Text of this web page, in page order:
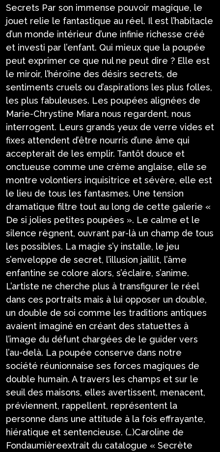
Secrets Par son immense pouvoir magique, le
jouet relie le fantastique au réel. Il est l’habitacle
d’un monde intérieur d’une infinie richesse créé
et investi par l’enfant. Qui mieux que la poupée
peut exprimer ce que nul ne peut dire ? Elle est
le miroir, l’héroïne des désirs secrets, de
sentiments cruels ou d’aspirations les plus folles,
les plus fabuleuses. Les poupées alignées de
Marie-Chrystine Miara nous regardent, nous
interrogent. Leurs grands yeux de verre vides et
fixes attendent d’être nourris d’une âme qui
accepterait de les emplir. Tantôt douce et
onctueuse comme une crème anglaise, elle se
montre volontiers inquisitrice et sévère, elle est
le lieu de tous les fantasmes. Une tension
dramatique filtre tout au long de cette galerie «
De si jolies petites poupées ». Le calme et le
silence règnent, ouvrant par-là un champ de tous
les possibles. La magie s’y installe, le jeu
s’enveloppe de secret, l’illusion jaillit, l’âme
enfantine se colore alors, s’éclaire, s’anime.
L’artiste ne cherche plus à transfigurer le réel
dans ces portraits mais à lui opposer un double,
un double de soi comme les traditions antiques
avaient imaginé en créant des statuettes à
l’image du défunt chargées de le guider vers
l’au-delà. La poupée conserve dans notre
société réunionnaise ses forces magiques de
double humain. A travers les champs et sur le
seuil des maisons, elles avertissent, menacent,
préviennent, rappellent, représentent la
personne dans une attitude à la fois effrayante,
hiératique et sentencieuse. (…)Caroline de
Fondaumièreextrait du catalogue « Secrète